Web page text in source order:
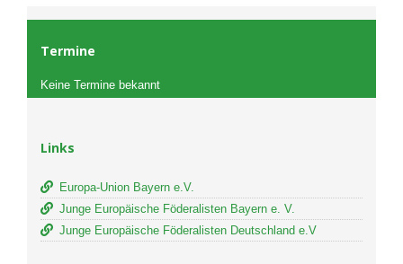
Termine
Keine Termine bekannt
Links
Europa-Union Bayern e.V.
Junge Europäische Föderalisten Bayern e. V.
Junge Europäische Föderalisten Deutschland e.V